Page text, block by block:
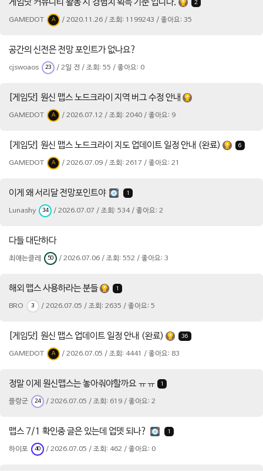
게임닷 커뮤니티 활동 시 경험치 획득 기준 입니다. 2
GAMEDOT A / 2020.11.26 / 조회: 1199243 / 좋아요: 35
공간의 신전은 전망 포인트가 없나요?
cjswoaos 23 / 2일 전 / 조회: 55 / 좋아요: 0
[게임닷] 원신 맵스 노드크라이 지역 버그 수정 안내
GAMEDOT A / 2026.07.12 / 조회: 2040 / 좋아요: 9
[게임닷] 원신 맵스 노드크라이 지도 업데이트 일정 안내 (완료) 6
GAMEDOT A / 2026.07.09 / 조회: 2617 / 좋아요: 21
이게 왜 서리달 전망포인트야 1
Lunashy 34 / 2026.07.07 / 조회: 534 / 좋아요: 2
다들 대단하다
최애는클레 50 / 2026.07.06 / 조회: 552 / 좋아요: 3
해외 맵스 사용하라는 분들 1
BRO 3 / 2026.07.05 / 조회: 2635 / 좋아요: 5
[게임닷] 원신 맵스 업데이트 일정 안내 (완료) 36
GAMEDOT A / 2026.07.05 / 조회: 4441 / 좋아요: 83
정말 이제 원신맵스는 놓아줘야할까요 ㅠㅠ 1
플랑군 24 / 2026.07.05 / 조회: 619 / 좋아요: 2
맵스 7/1 확인중 글은 있는데 업뎃 되나? 1
하이포 40 / 2026.07.05 / 조회: 462 / 좋아요: 0